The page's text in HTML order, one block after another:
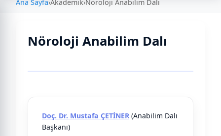
Ana Sayfa›Akademik›Nöroloji Anabilim Dalı
Nöroloji Anabilim Dalı
Doç. Dr. Mustafa ÇETİNER (Anabilim Dalı
Başkanı)